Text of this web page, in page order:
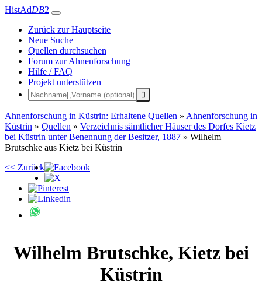
HistAdDB2
Zurück zur Hauptseite
Neue Suche
Quellen durchsuchen
Forum zur Ahnenforschung
Hilfe / FAQ
Projekt unterstützen
Ahnenforschung in Küstrin: Erhaltene Quellen » Ahnenforschung in
Küstrin » Quellen » Verzeichnis sämtlicher Häuser des Dorfes Kietz
bei Küstrin unter Benennung der Besitzer, 1887 » Wilhelm
Brutschke aus Kietz bei Küstrin
<< Zurück
Wilhelm Brutschke, Kietz bei
Küstrin